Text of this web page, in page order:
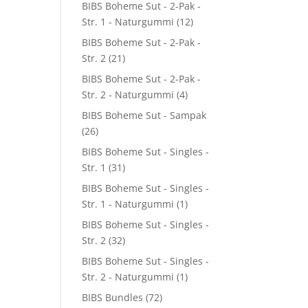
BIBS Boheme Sut - 2-Pak -
Str. 1 - Naturgummi (12)
BIBS Boheme Sut - 2-Pak -
Str. 2 (21)
BIBS Boheme Sut - 2-Pak -
Str. 2 - Naturgummi (4)
BIBS Boheme Sut - Sampak
(26)
BIBS Boheme Sut - Singles -
Str. 1 (31)
BIBS Boheme Sut - Singles -
Str. 1 - Naturgummi (1)
BIBS Boheme Sut - Singles -
Str. 2 (32)
BIBS Boheme Sut - Singles -
Str. 2 - Naturgummi (1)
BIBS Bundles (72)